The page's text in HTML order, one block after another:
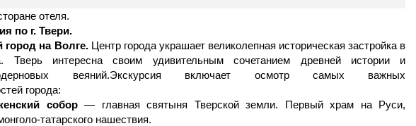
отеля.
по г. Твери.
на Волге.Центр города украшает великолепная историческая застройка в
Тверь интересна своим удивительным сочетанием древней истории и
веяний.Экскурсия включает осмотр самых важных
города:
собор— главная святыня Тверской земли. Первый храм на Руси,
татарского нашествия.